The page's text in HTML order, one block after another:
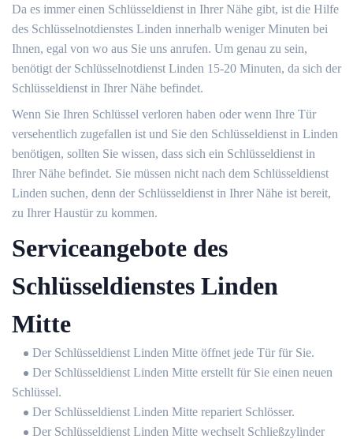
Da es immer einen Schlüsseldienst in Ihrer Nähe gibt, ist die Hilfe
des Schlüsselnotdienstes Linden innerhalb weniger Minuten bei
Ihnen, egal von wo aus Sie uns anrufen. Um genau zu sein,
benötigt der Schlüsselnotdienst Linden 15-20 Minuten, da sich der
Schlüsseldienst in Ihrer Nähe befindet.
Wenn Sie Ihren Schlüssel verloren haben oder wenn Ihre Tür
versehentlich zugefallen ist und Sie den Schlüsseldienst in Linden
benötigen, sollten Sie wissen, dass sich ein Schlüsseldienst in
Ihrer Nähe befindet. Sie müssen nicht nach dem Schlüsseldienst
Linden suchen, denn der Schlüsseldienst in Ihrer Nähe ist bereit,
zu Ihrer Haustür zu kommen.
Serviceangebote des
Schlüsseldienstes Linden
Mitte
Der Schlüsseldienst Linden Mitte öffnet jede Tür für Sie.
Der Schlüsseldienst Linden Mitte erstellt für Sie einen neuen
Schlüssel.
Der Schlüsseldienst Linden Mitte repariert Schlösser.
Der Schlüsseldienst Linden Mitte wechselt Schließzylinder